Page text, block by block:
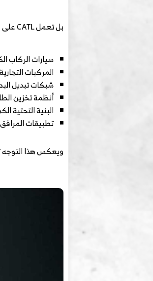
بل تعمل CATL على دمج هذه التقنية في عدة قطاعات تشمل:
سيارات الركاب
المركبات
شبكات تبديل
أنظمة تخزين
البنية التحتية
تطبيقات
ويعكس هذا التوجه